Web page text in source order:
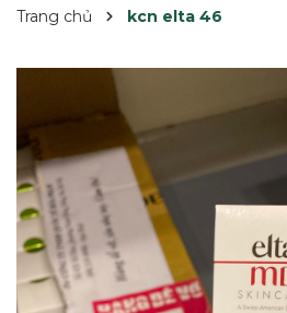
Trang chủ kcn elta 46